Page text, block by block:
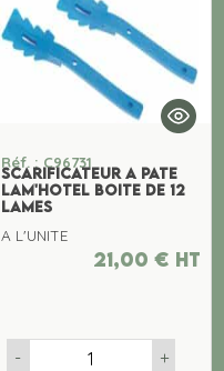
Réf. : C96731
SCARIFICATEUR A PATE
LAM'HOTEL BOITE DE 12
LAMES
A L'UNITE
21,00 € ht
- +